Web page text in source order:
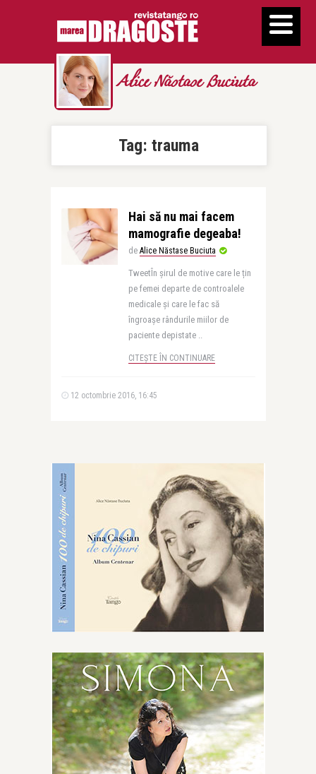
Alice Năstase Buciuta
Tag: trauma
Hai să nu mai facem
mamografie degeaba!
de Alice Năstase Buciuta
TweetÎn șirul de motive care le țin
pe femei departe de controalele
medicale și care le fac să
îngroașe rândurile miilor de
paciente depistate ..
CITEȘTE ÎN CONTINUARE
12 octombrie 2016, 16:45